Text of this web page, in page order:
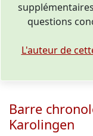
questions
L'auteur de
Barre
Karolingen